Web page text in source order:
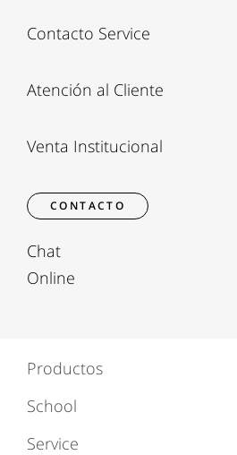
Contacto Service
Atención al Cliente
Venta Institucional
CONTACTO
Chat
Online
Productos
School
Service